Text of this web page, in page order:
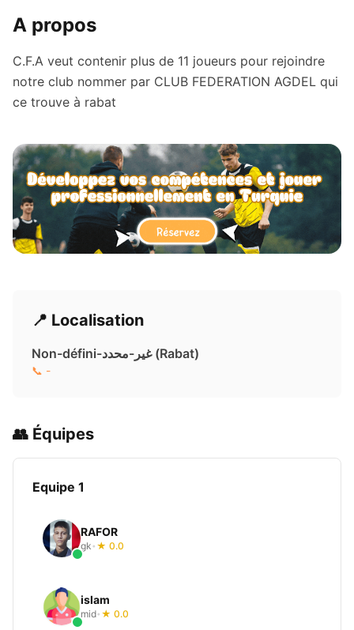
A propos
C.F.A veut contenir plus de 11 joueurs pour rejoindre
notre club nommer par CLUB FEDERATION AGDEL qui
ce trouve à rabat
📍 Localisation
Non-défini-غير-محدد ( Rabat)
📞 -
👥 Équipes
Equipe 1
RAFOR
gk• ★ 0.0
islam
mid• ★ 0.0